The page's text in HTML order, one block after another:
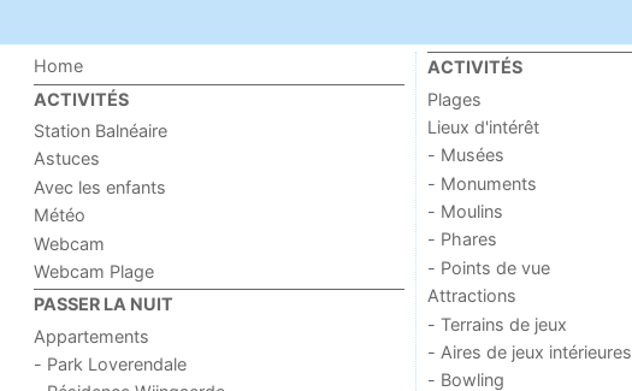
Home
ACTIVITÉS
Station Balnéaire
Astuces
Avec les enfants
Météo
Webcam
Webcam Plage
PASSER LA NUIT
Appartements
- Park Loverendale
ACTIVITÉS
Plages
Lieux d'intérêt
- Musées
- Monuments
- Moulins
- Phares
- Points de vue
Attractions
- Terrains de jeux
- Aires de jeux intérieures
- Bowling